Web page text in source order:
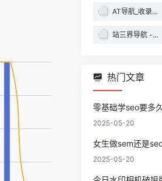
AT导航_收录网_免费收录网站_自动收录网_秒收录
站三界导航 - 网站目录,网址提交,分类目录,网站大全,名站导航之家
热门文章
零基础学seo要多久
2025-05-20
女生做sem还是
2025-05-20